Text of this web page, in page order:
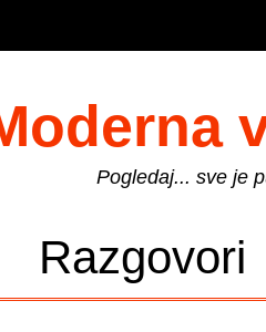
Pogledaj... sve je
Razgovori